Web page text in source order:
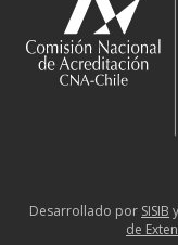
Desarrollado por SISIB y
de